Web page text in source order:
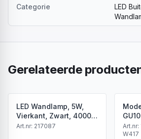
Categorie
LED
Gerelateerde
LED Wandlamp, 5W,
Vierkant, Zwart, 4000K
Neutraal Wit
Art.nr: 217087 Art.nr:
W417